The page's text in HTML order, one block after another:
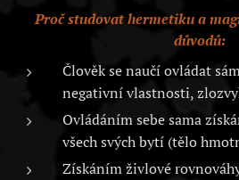
Proč studovat hermetiku a
důvodů:
Člověk se naučí ovládat
negativní vlastnosti,
Ovládáním sebe sama
všech svých bytí (tělo
Získáním živlové